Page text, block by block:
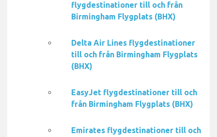
flygdestinationer till och från
Birmingham Flygplats (BHX)
Delta Air Lines flygdestinationer
till och från Birmingham Flygplats
(BHX)
EasyJet flygdestinationer till och
från Birmingham Flygplats (BHX)
Emirates flygdestinationer till och